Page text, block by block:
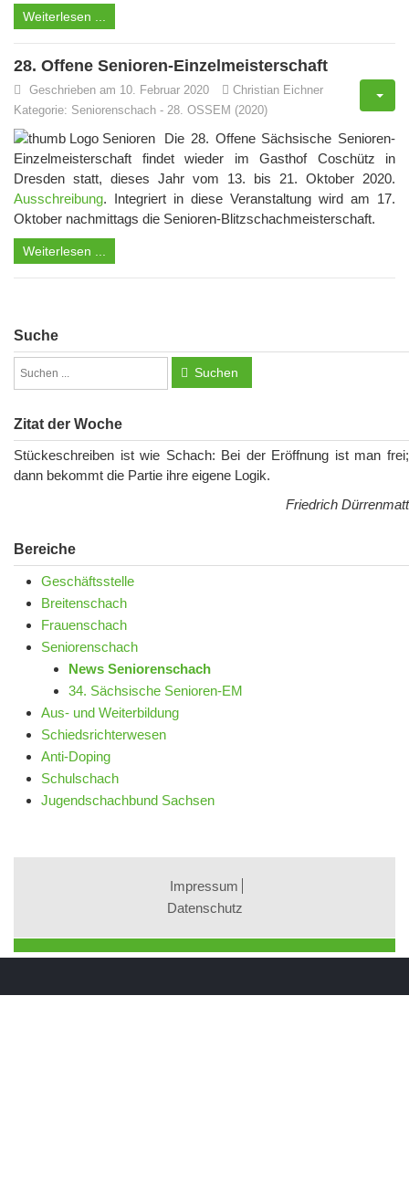
Weiterlesen ...
28. Offene Senioren-Einzelmeisterschaft
Geschrieben am 10. Februar 2020
Christian Eichner
Kategorie: Seniorenschach - 28. OSSEM (2020)
Die 28. Offene Sächsische Senioren-
Einzelmeisterschaft findet wieder im Gasthof Coschütz in
Dresden statt, dieses Jahr vom 13. bis 21. Oktober 2020.
Ausschreibung. Integriert in diese Veranstaltung wird am 17.
Oktober nachmittags die Senioren-Blitzschachmeisterschaft.
Weiterlesen ...
Suche
Suchen
Zitat der Woche
Stückeschreiben ist wie Schach: Bei der Eröffnung ist man frei;
dann bekommt die Partie ihre eigene Logik.
Friedrich Dürrenmatt
Bereiche
Geschäftsstelle
Breitenschach
Frauenschach
Seniorenschach
News Seniorenschach
34. Sächsische Senioren-EM
Aus- und Weiterbildung
Schiedsrichterwesen
Anti-Doping
Schulschach
Jugendschachbund Sachsen
Impressum
Datenschutz